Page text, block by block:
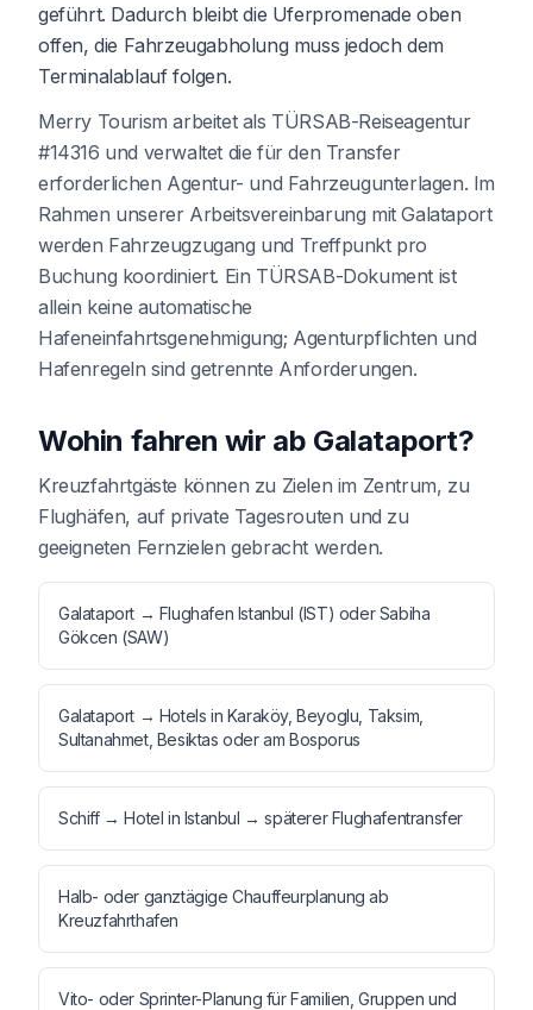
geführt. Dadurch bleibt die Uferpromenade oben
offen, die Fahrzeugabholung muss jedoch dem
Terminalablauf folgen.
Merry Tourism arbeitet als TÜRSAB-Reiseagentur
#14316 und verwaltet die für den Transfer
erforderlichen Agentur- und Fahrzeugunterlagen. Im
Rahmen unserer Arbeitsvereinbarung mit Galataport
werden Fahrzeugzugang und Treffpunkt pro
Buchung koordiniert. Ein TÜRSAB-Dokument ist
allein keine automatische
Hafeneinfahrtsgenehmigung; Agenturpflichten und
Hafenregeln sind getrennte Anforderungen.
Wohin fahren wir ab Galataport?
Kreuzfahrtgäste können zu Zielen im Zentrum, zu
Flughäfen, auf private Tagesrouten und zu
geeigneten Fernzielen gebracht werden.
Galataport → Flughafen Istanbul (IST) oder Sabiha
Gökcen (SAW)
Galataport → Hotels in Karaköy, Beyoglu, Taksim,
Sultanahmet, Besiktas oder am Bosporus
Schiff → Hotel in Istanbul → späterer Flughafentransfer
Halb- oder ganztägige Chauffeurplanung ab
Kreuzfahrthafen
Vito- oder Sprinter-Planung für Familien, Gruppen und